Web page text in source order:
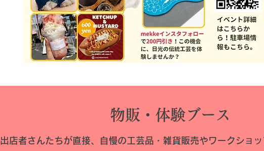
​物販・体験ブース
出店者さんたちが直接、自慢の工芸品・雑貨販売やワークショッ